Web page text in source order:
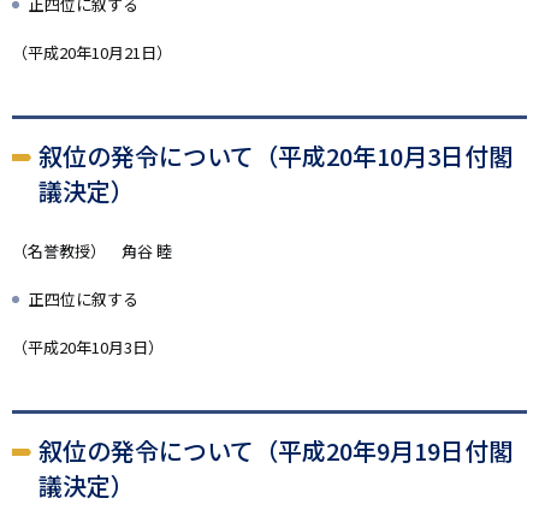
（平成20年10月21日）
叙位の発令について（平成20年10月3日付閣
議決定）
（名誉教授） 角谷 睦
正四位に叙する
（平成20年10月3日）
叙位の発令について（平成20年9月19日付閣
議決定）